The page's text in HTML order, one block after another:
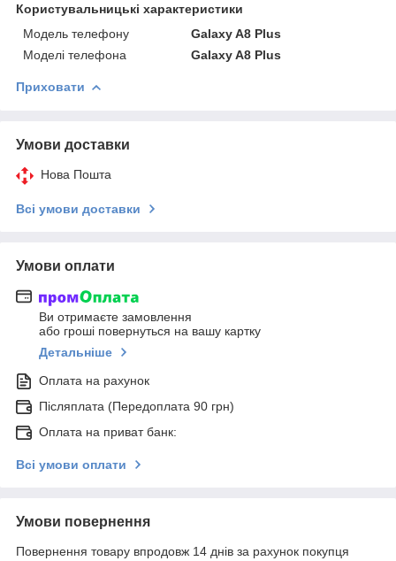
Користувальницькі характеристики
Модель телефону
Galaxy A8 Plus
Моделі телефона
Galaxy A8 Plus
Приховати
Умови доставки
Нова Пошта
Всі умови доставки
Умови оплати
Ви отримаєте замовлення
або гроші повернуться на вашу картку
Детальніше
Оплата на рахунок
Післяплата (Передоплата 90 грн)
Оплата на приват банк:
Всі умови оплати
Умови повернення
Повернення товару впродовж 14 днів за рахунок покупця